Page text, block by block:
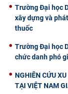
Trường Đại học
xây dựng và
thuốc
Trường Đại học
chức danh phó
NGHIÊN CỨU
TẠI VIỆT NAM